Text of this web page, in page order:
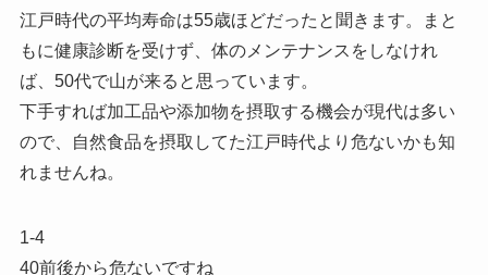
江戸時代の平均寿命は55歳ほどだったと聞きます。まと
もに健康診断を受けず、体のメンテナンスをしなけれ
ば、50代で山が来ると思っています。
下手すれば加工品や添加物を摂取する機会が現代は多い
ので、自然食品を摂取してた江戸時代より危ないかも知
れませんね。
1-4
40前後から危ないですね